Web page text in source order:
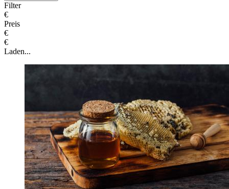
Filter
€
Preis
€
€
Laden...